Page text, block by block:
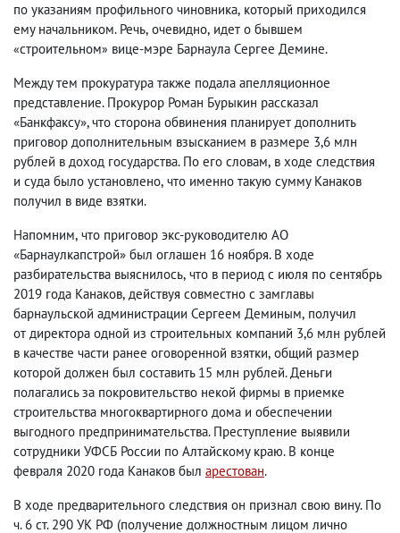
по указаниям профильного чиновника, который приходился
ему начальником. Речь, очевидно, идет о бывшем
«строительном» вице-мэре Барнаула Сергее Демине.
Между тем прокуратура также подала апелляционное
представление. Прокурор Роман Бурыкин рассказал
«Банкфаксу», что сторона обвинения планирует дополнить
приговор дополнительным взысканием в размере 3,6 млн
рублей в доход государства. По его словам, в ходе следствия
и суда было установлено, что именно такую сумму Канаков
получил в виде взятки.
Напомним, что приговор экс-руководителю АО
«Барнаулкапстрой» был оглашен 16 ноября. В ходе
разбирательства выяснилось, что в период с июля по сентябрь
2019 года Канаков, действуя совместно с замглавы
барнаульской администрации Сергеем Деминым, получил
от директора одной из строительных компаний 3,6 млн рублей
в качестве части ранее оговоренной взятки, общий размер
которой должен был составить 15 млн рублей. Деньги
полагались за покровительство некой фирмы в приемке
строительства многоквартирного дома и обеспечении
выгодного предпринимательства. Преступление выявили
сотрудники УФСБ России по Алтайскому краю. В конце
февраля 2020 года Канаков был арестован.
В ходе предварительного следствия он признал свою вину. По
ч. 6 ст. 290 УК РФ (получение должностным лицом лично